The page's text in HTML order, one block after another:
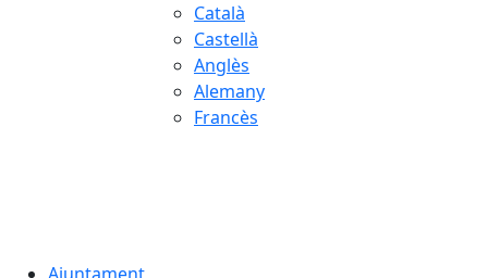
Català
Castellà
Anglès
Alemany
Francès